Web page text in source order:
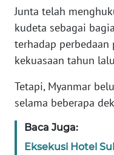
Junta telah
kudeta sebagai
terhadap
kekuasaan tahun
Tetapi, Myanmar
selama beberapa
Baca Juga:
Eksekusi Hotel
MEDIA
SIBER
REDAKSI
KARIR
Wahana